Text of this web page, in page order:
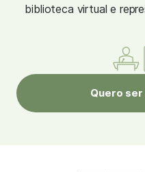
biblioteca virtual e
Quero